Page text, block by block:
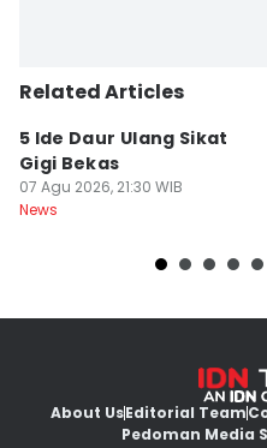
Related Articles
5 Ide Daur Ulang Sikat
Gigi Bekas
07 Agu 2026, 21:30 WIB
News
About UsEditorial Team
Pedoman Media